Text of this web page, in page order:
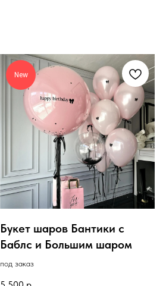
New
Букет шаров Бантики с
Баблс и Большим шаром
под заказ